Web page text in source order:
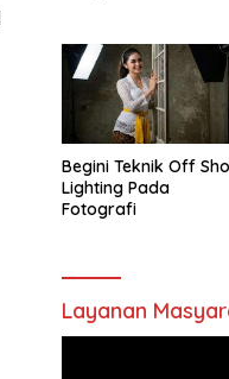
Begini Teknik Off
Lighting Pada
Fotografi
Layanan